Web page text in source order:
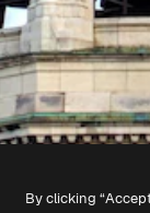
By clicking